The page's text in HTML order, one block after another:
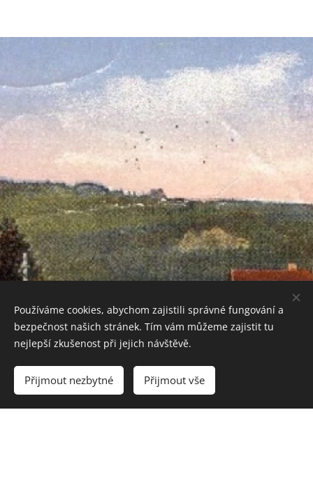
Share
Používáme cookies, abychom zajistili správné fungování a
bezpečnost našich stránek. Tím vám můžeme zajistit tu
nejlepší zkušenost při jejich návštěvě.
Přijmout nezbytné Přijmout vše